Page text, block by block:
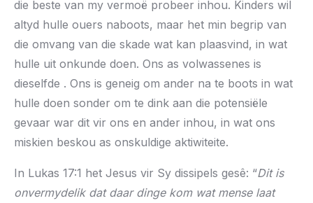
die beste van my vermoë probeer inhou. Kinders wil
altyd hulle ouers naboots, maar het min begrip van
die omvang van die skade wat kan plaasvind, in wat
hulle uit onkunde doen. Ons as volwassenes is
dieselfde . Ons is geneig om ander na te boots in wat
hulle doen sonder om te dink aan die potensiële
gevaar war dit vir ons en ander inhou, in wat ons
miskien beskou as onskuldige aktiwiteite.
In Lukas 17:1 het Jesus vir Sy dissipels gesê: “Dit is
onvermydelik dat daar dinge kom wat mense laat